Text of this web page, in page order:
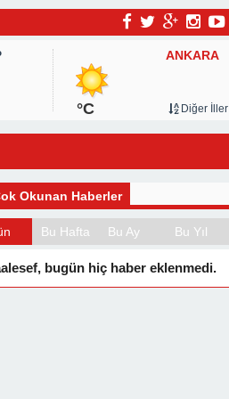
ANKARA
°C Diğer İller
Okunan Haberler
Bu Hafta Bu Ay Bu Yıl
bugün hiç haber eklenmedi.